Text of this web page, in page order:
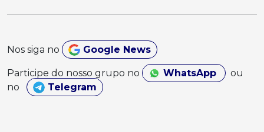
Nos siga no Google News
Participe do nosso grupo no WhatsApp
ou
no
Telegram